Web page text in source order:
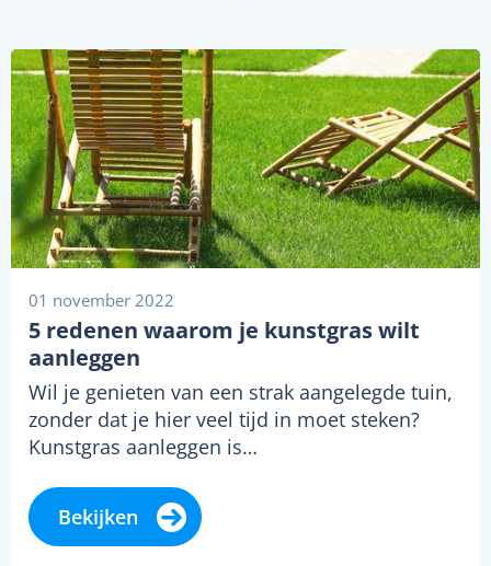
01 november 2022
5 redenen waarom je kunstgras wilt
aanleggen
Wil je genieten van een strak aangelegde tuin,
zonder dat je hier veel tijd in moet steken?
Kunstgras aanleggen is…
Bekijken